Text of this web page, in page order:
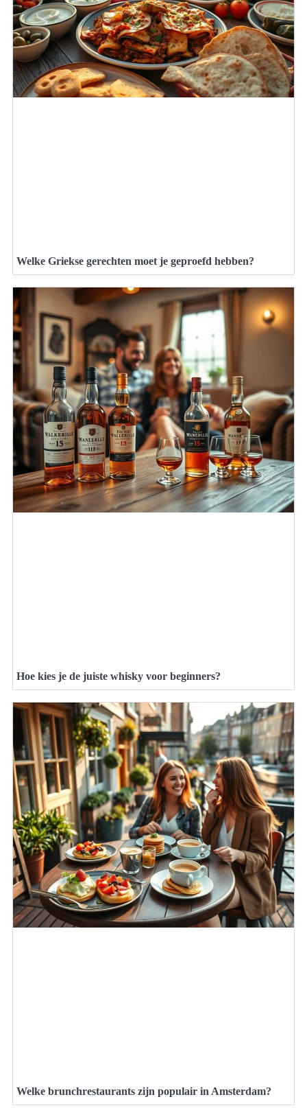
Welke Griekse gerechten moet je geproefd hebben?
Hoe kies je de juiste whisky voor beginners?
Welke brunchrestaurants zijn populair in Amsterdam?